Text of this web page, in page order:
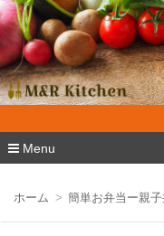
M&R Kitchen
Menu
ン
ホーム 簡単お弁当ー親